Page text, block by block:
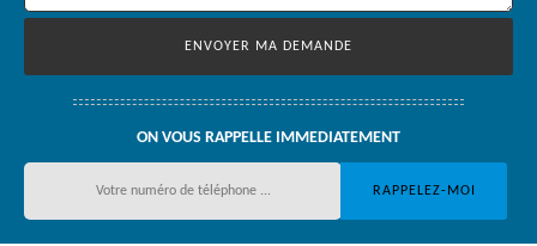
ON VOUS RAPPELLE IMMEDIATEMENT